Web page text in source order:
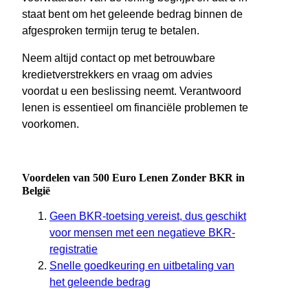
staat bent om het geleende bedrag binnen de
afgesproken termijn terug te betalen.
Neem altijd contact op met betrouwbare
kredietverstrekkers en vraag om advies
voordat u een beslissing neemt. Verantwoord
lenen is essentieel om financiële problemen te
voorkomen.
Voordelen van 500 Euro Lenen Zonder BKR in
België
Geen BKR-toetsing vereist, dus geschikt
voor mensen met een negatieve BKR-
registratie
Snelle goedkeuring en uitbetaling van
het geleende bedrag